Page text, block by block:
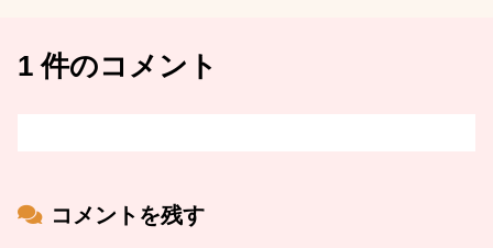
1 件のコメント
コメントを残す